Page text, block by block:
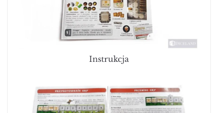
Instrukcja